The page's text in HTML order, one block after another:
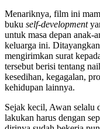
Menariknya, film ini
buku self-development
untuk masa depan anak-
keluarga ini.
mengirimkan surat
tersebut berisi tentang
kesedihan, kegagalan,
kehidupan lainnya.
Sejak kecil, Awan selalu
lakukan harus dengan